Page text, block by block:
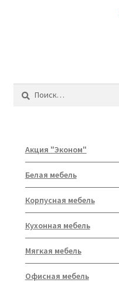
Найти:
Акция "Эконом"
Белая мебель
Корпусная мебель
Кухонная мебель
Мягкая мебель
Офисная мебель